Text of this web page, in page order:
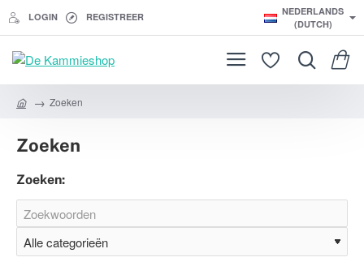
LOGIN REGISTREER
NEDERLANDS
(DUTCH)
m
Zoeken
Zoeken
Zoeken: